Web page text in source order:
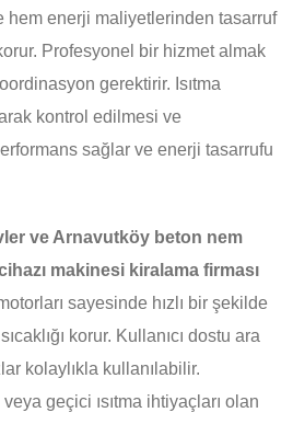
hem enerji maliyetlerinden tasarruf
Profesyonel bir hizmet almak
gerektirir. Isıtma
kontrol edilmesi ve
sağlar ve enerji tasarrufu
ve Arnavutköy beton nem
makinesi kiralama firması
sayesinde hızlı bir şekilde
korur. Kullanıcı dostu ara
kolaylıkla kullanılabilir.
geçici ısıtma ihtiyaçları olan